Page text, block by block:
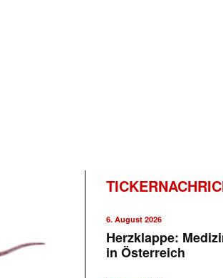
6. August 2026
Herzklappe:
in Österreich